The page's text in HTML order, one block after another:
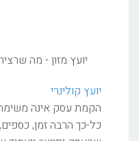
יועץ מזון - מה
יועץ קולינרי
הקמת עסק אינה
כל-כך הרבה זמן,